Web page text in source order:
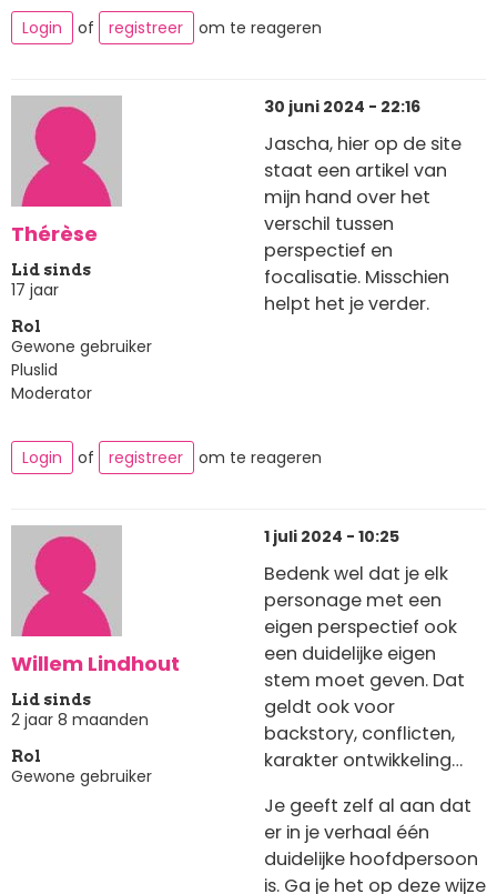
Login of registreer om te reageren
Thérèse
Lid sinds
17 jaar
Rol
Gewone gebruiker
Pluslid
Moderator
30 juni 2024 - 22:16
Jascha, hier op de site
staat een artikel van
mijn hand over het
verschil tussen
perspectief en
focalisatie. Misschien
helpt het je verder.
Login of registreer om te reageren
Willem Lindhout
Lid sinds
2 jaar 8 maanden
Rol
Gewone gebruiker
1 juli 2024 - 10:25
Bedenk wel dat je elk
personage met een
eigen perspectief ook
een duidelijke eigen
stem moet geven. Dat
geldt ook voor
backstory, conflicten,
karakter ontwikkeling…
Je geeft zelf al aan dat
er in je verhaal één
duidelijke hoofdpersoon
is. Ga je het op deze wijze